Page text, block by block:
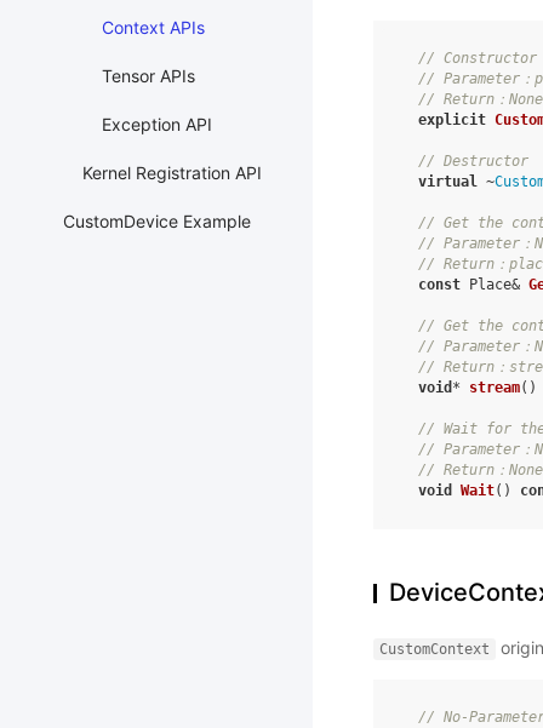
Context APIs
Tensor APIs
Exception API
Kernel Registration API
CustomDevice Example
// Constructor
// Parameter：
// Return：None
explicit
// Destructor
virtual ~
// Get the
// Parameter：
// Return：
const
Place&
// Get the
// Parameter：
// Return：
void * stream()
// Wait for the
// Parameter：
// Return：None
void
Wait()
CustomContext
// No-